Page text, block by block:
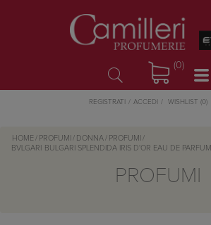
(0)
REGISTRATI ACCEDI WISHLIST (0)
HOME / PROFUMI / DONNA / PROFUMI /
BVLGARI
BULGARI SPLENDIDA IRIS D'OR EAU DE PARFUM
PROFUMI